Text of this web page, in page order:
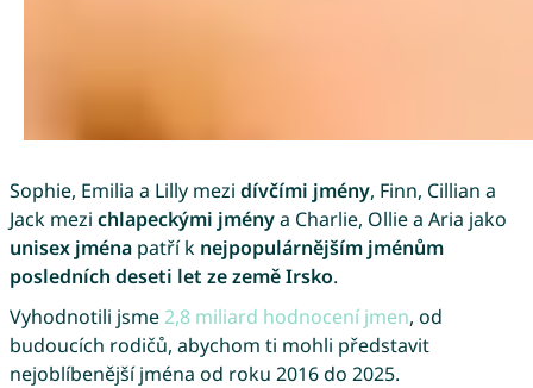
Sophie, Emilia a Lilly mezi dívčími jmény, Finn, Cillian a
Jack mezi chlapeckými jménya Charlie, Ollie a Aria jako
unisex jménapatří k nejpopulárnějším jménům
posledních deseti let ze země Irsko.
Vyhodnotili jsme2,8 miliard hodnocení jmen, od
budoucích rodičů, abychom ti mohli představit
nejoblíbenější jména od roku 2016 do 2025.